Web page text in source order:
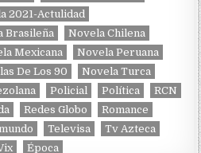
2021-Actulidad
Brasileña
Novela Chilena
Mexicana
Novela Peruana
De Los 90
Novela Turca
Policial Política
RCN
Redes Globo
Romance
Televisa
Tv Azteca
Época